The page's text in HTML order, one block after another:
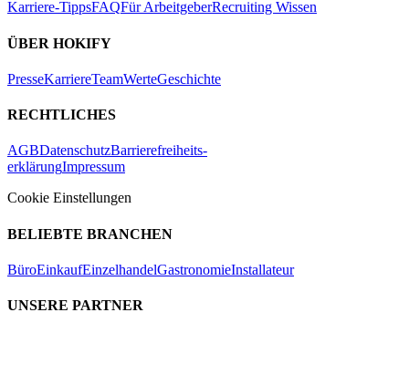
Karriere-TippsFAQFür ArbeitgeberRecruiting Wissen
ÜBER HOKIFY
PresseKarriereTeamWerteGeschichte
RECHTLICHES
AGBDatenschutzBarrierefreiheits-
erklärungImpressum
Cookie Einstellungen
BELIEBTE BRANCHEN
BüroEinkaufEinzelhandelGastronomieInstallateur
UNSERE PARTNER